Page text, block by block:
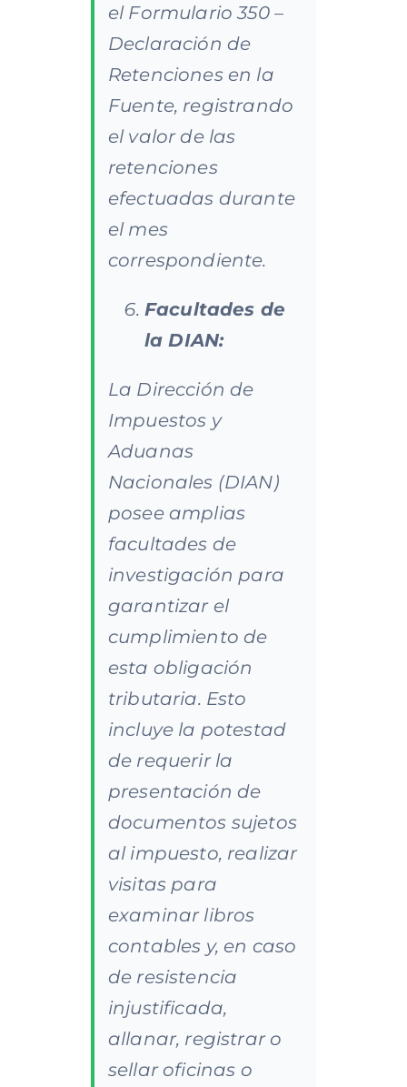
el Formulario 350 –
Declaración de
Retenciones en la
Fuente, registrando
el valor de las
retenciones
efectuadas durante
el mes
correspondiente.​
Facultades de
la DIAN:
La Dirección de
Impuestos y
Aduanas
Nacionales (DIAN)
posee amplias
facultades de
investigación para
garantizar el
cumplimiento de
esta obligación
tributaria. Esto
incluye la potestad
de requerir la
presentación de
documentos sujetos
al impuesto, realizar
visitas para
examinar libros
contables y, en caso
de resistencia
injustificada,
allanar, registrar o
sellar oficinas o